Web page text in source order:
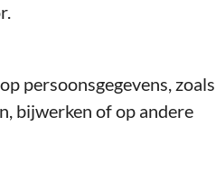
persoonsgegevens, zoals
bijwerken of op andere